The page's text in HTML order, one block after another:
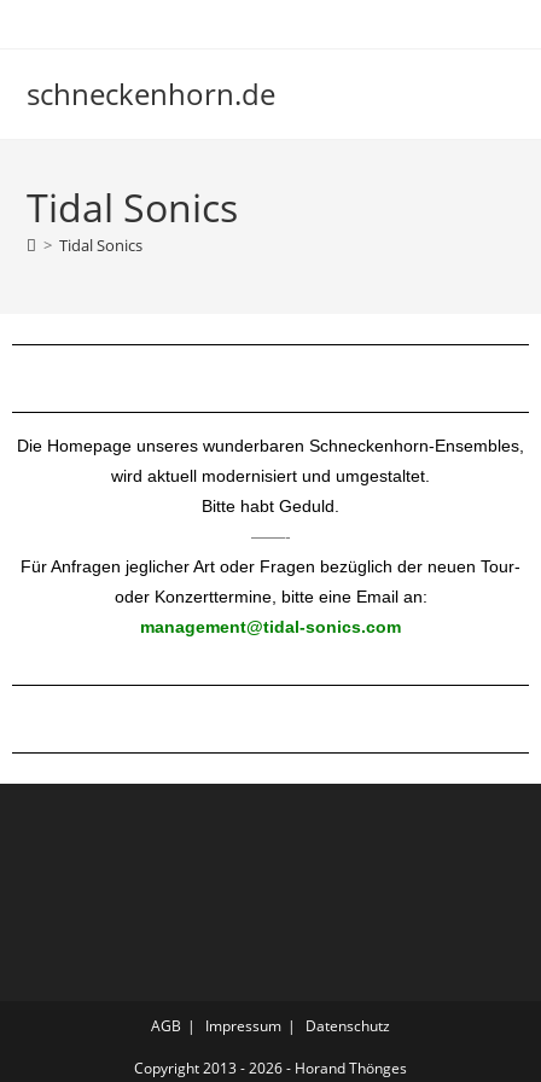
schneckenhorn.de
Tidal Sonics
> Tidal Sonics
Die Homepage unseres wunderbaren Schneckenhorn-Ensembles,
wird aktuell modernisiert und umgestaltet.
Bitte habt Geduld.
——-
Für Anfragen jeglicher Art oder Fragen bezüglich der neuen Tour-
oder Konzerttermine, bitte eine Email an:
management@tidal-sonics.com
AGB Impressum Datenschutz
Copyright 2013 - 2026 - Horand Thönges